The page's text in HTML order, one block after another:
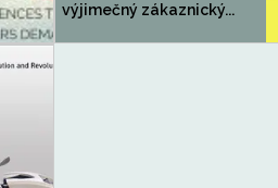
výjimečný zákaznický...